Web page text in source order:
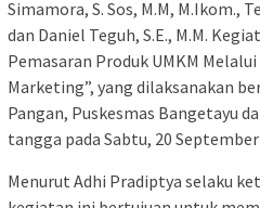
Simamora, S. Sos, M.M, M.Ikom.,
dan Daniel Teguh, S.E., M.M.
Pemasaran Produk UMKM
Marketing”, yang dilaksanakan
Pangan, Puskesmas Bangetayu
tangga pada Sabtu, 20 September
Menurut Adhi Pradiptya selaku